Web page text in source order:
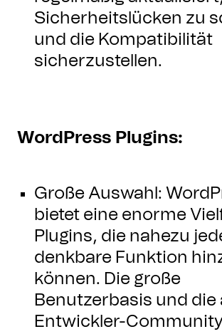
Sicherheitslücken zu
und die Kompatibilität
sicherzustellen.
WordPress Plugins:
Große Auswahl:
bietet eine enorme
Plugins, die nahezu
denkbare Funktion
können. Die große
Benutzerbasis und die
Entwickler-